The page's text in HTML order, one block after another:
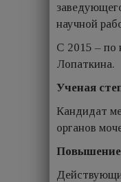
научной
С 2015 – по
Лопаткина.
Ученая
Кандидат
органов